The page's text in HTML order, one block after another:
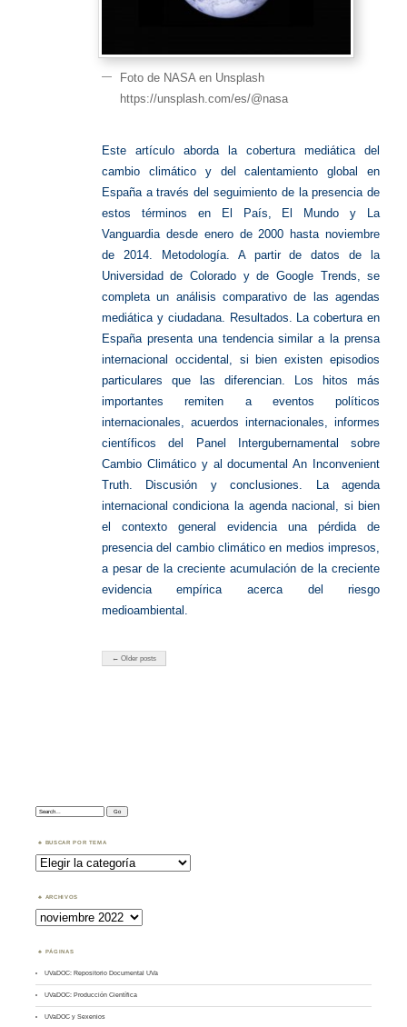
Foto de NASA en Unsplash
https://unsplash.com/es/@nasa
Este artículo aborda la cobertura mediática del
cambio climático y del calentamiento global en
España a través del seguimiento de la presencia de
estos términos en El País, El Mundo y La
Vanguardia desde enero de 2000 hasta noviembre
de 2014. Metodología. A partir de datos de la
Universidad de Colorado y de Google Trends, se
completa un análisis comparativo de las agendas
mediática y ciudadana. Resultados. La cobertura en
España presenta una tendencia similar a la prensa
internacional occidental, si bien existen episodios
particulares que las diferencian. Los hitos más
importantes remiten a eventos políticos
internacionales, acuerdos internacionales, informes
científicos del Panel Intergubernamental sobre
Cambio Climático y al documental An Inconvenient
Truth. Discusión y conclusiones. La agenda
internacional condiciona la agenda nacional, si bien
el contexto general evidencia una pérdida de
presencia del cambio climático en medios impresos,
a pesar de la creciente acumulación de la creciente
evidencia empírica acerca del riesgo
medioambiental.
← Older posts
Search:
BUSCAR POR TEMA
Buscar
por
Tema
ARCHIVOS
Archivos
PÁGINAS
UVaDOC: Repositorio Documental UVa
UVaDOC: Producción Científica
UVaDOC y Sexenios